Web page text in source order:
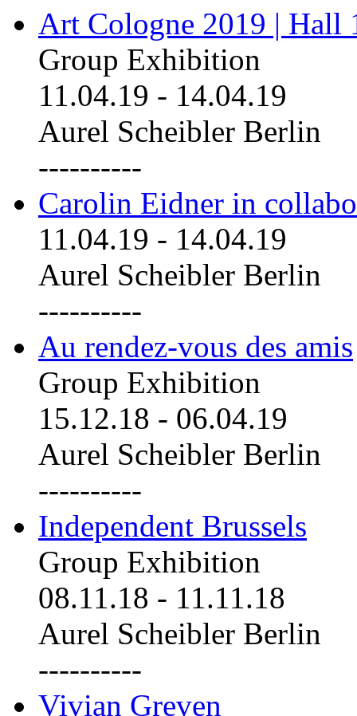
Art Cologne 2019 | Hall
Group Exhibition
11.04.19 - 14.04.19
Aurel Scheibler Berlin
----------
Carolin Eidner in
11.04.19 - 14.04.19
Aurel Scheibler Berlin
----------
Au rendez-vous des amis
Group Exhibition
15.12.18 - 06.04.19
Aurel Scheibler Berlin
----------
Independent Brussels
Group Exhibition
08.11.18 - 11.11.18
Aurel Scheibler Berlin
----------
Vivian Greven